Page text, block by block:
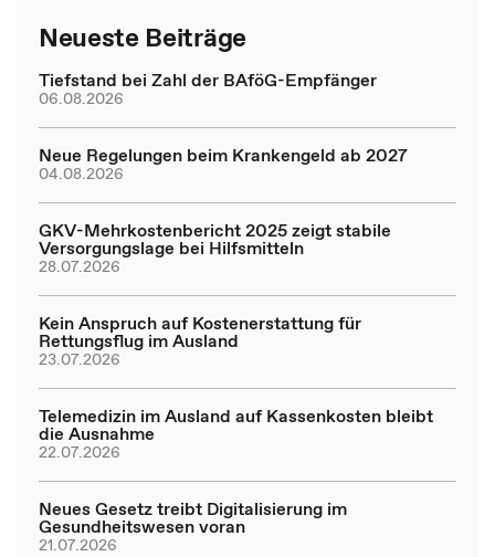
Neueste Beiträge
Tiefstand bei Zahl der BAföG-Empfänger
06.08.2026
Neue Regelungen beim Krankengeld ab 2027
04.08.2026
GKV-Mehrkostenbericht 2025 zeigt stabile
Versorgungslage bei Hilfsmitteln
28.07.2026
Kein Anspruch auf Kostenerstattung für
Rettungsflug im Ausland
23.07.2026
Telemedizin im Ausland auf Kassenkosten bleibt
die Ausnahme
22.07.2026
Neues Gesetz treibt Digitalisierung im
Gesundheitswesen voran
21.07.2026